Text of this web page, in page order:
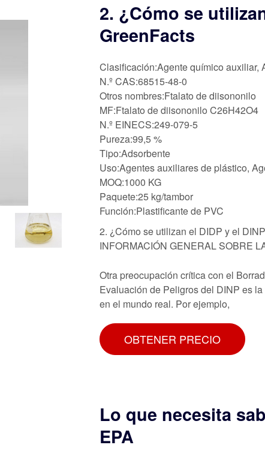
2. ¿Cómo se
GreenFacts
Clasificación:Agente químico auxiliar,
N.º CAS:68515-48-0
Otros nombres:Ftalato de diisononilo
MF:Ftalato de diisononilo C26H42O4
N.º EINECS:249-079-5
Pureza:99,5 %
Tipo:Adsorbente
Uso:Agentes auxiliares de plástico,
MOQ:1000 KG
Paquete:25 kg/tambor
Función:Plastificante de PVC
2. ¿Cómo se utilizan el DIDP y el
INFORMACIÓN GENERAL SOBRE
Otra preocupación crítica con el
Evaluación de Peligros del DINP es
en el mundo real. Por ejemplo,
OBTENER PRECIO
Lo que necesita
EPA